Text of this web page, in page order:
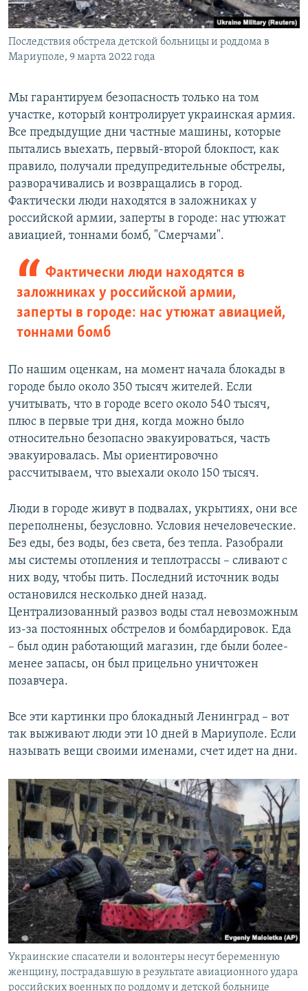
Последствия обстрела детской больницы и роддома в
Мариуполе, 9 марта 2022 года
Мы гарантируем безопасность только на том
участке, который контролирует украинская армия.
Все предыдущие дни частные машины, которые
пытались выехать, первый-второй блокпост, как
правило, получали предупредительные обстрелы,
разворачивались и возвращались в город.
Фактически люди находятся в заложниках у
российской армии, заперты в городе: нас утюжат
авиацией, тоннами бомб, "Смерчами".
Фактически люди находятся в
заложниках у российской армии,
заперты в городе: нас утюжат авиацией,
тоннами бомб
По нашим оценкам, на момент начала блокады в
городе было около 350 тысяч жителей. Если
учитывать, что в городе всего около 540 тысяч,
плюс в первые три дня, когда можно было
относительно безопасно эвакуироваться, часть
эвакуировалась. Мы ориентировочно
рассчитываем, что выехали около 150 тысяч.
Люди в городе живут в подвалах, укрытиях, они все
переполнены, безусловно. Условия нечеловеческие.
Без еды, без воды, без света, без тепла. Разобрали
мы системы отопления и теплотрассы – сливают с
них воду, чтобы пить. Последний источник воды
остановился несколько дней назад.
Централизованный развоз воды стал невозможным
из-за постоянных обстрелов и бомбардировок. Еда
– был один работающий магазин, где были более-
менее запасы, он был прицельно уничтожен
позавчера.
Все эти картинки про блокадный Ленинград – вот
так выживают люди эти 10 дней в Мариуполе. Если
называть вещи своими именами, счет идет на дни.
Украинские спасатели и волонтеры несут беременную
женщину, пострадавшую в результате авиационного удара
российских военных по роддому и детской больнице